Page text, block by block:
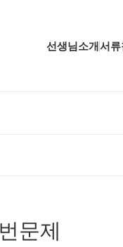
선생님소개서
석
핵심분석
문제